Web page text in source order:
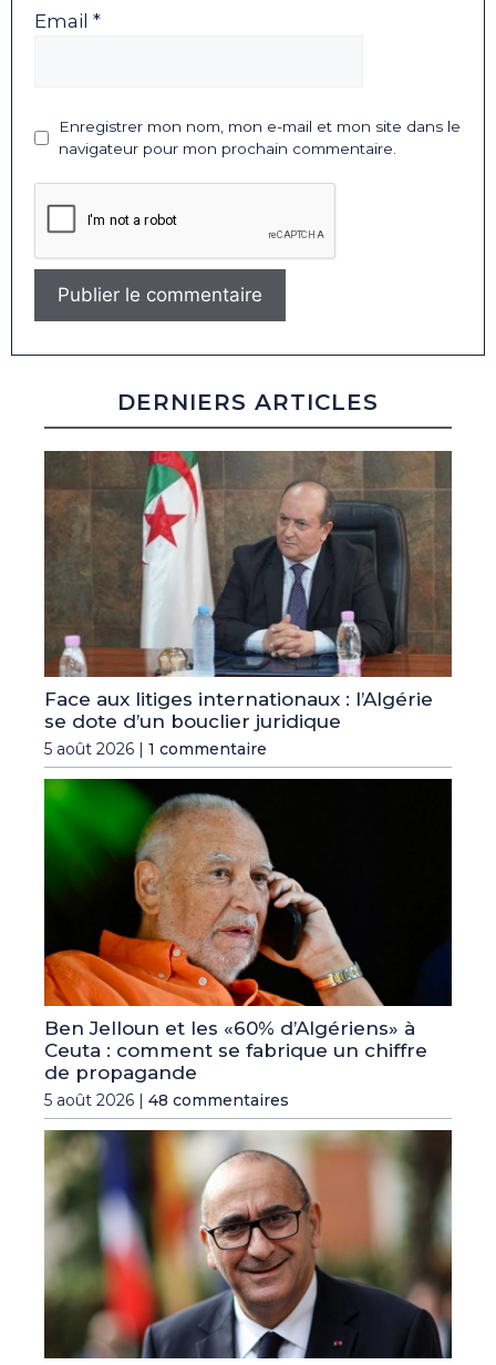
Email *
Enregistrer mon nom, mon e-mail et mon site dans le
navigateur pour mon prochain commentaire.
DERNIERS ARTICLES
Face aux litiges internationaux : l’Algérie
se dote d’un bouclier juridique
5 août 2026 | 1 commentaire
Ben Jelloun et les «60% d’Algériens» à
Ceuta : comment se fabrique un chiffre
de propagande
5 août 2026 | 48 commentaires